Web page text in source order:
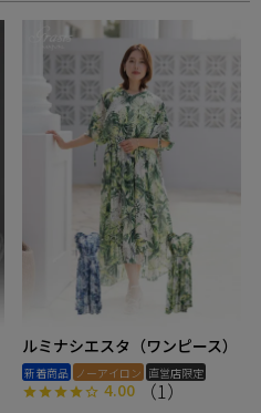
ルミナシエスタ（ワンピース）
新着商品 ノーアイロン 直営店限定
4.00 （1）